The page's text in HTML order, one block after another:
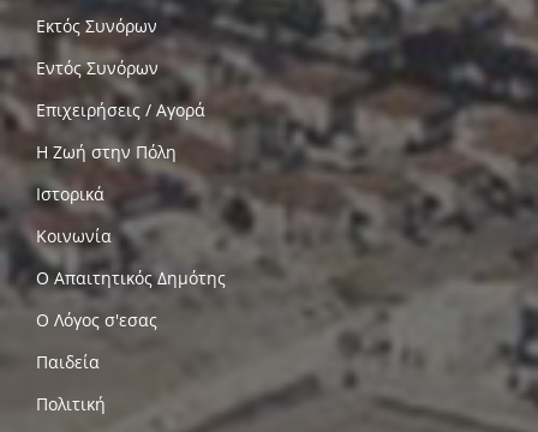
Εκτός Συνόρων
Εντός Συνόρων
Επιχειρήσεις / Αγορά
Η Ζωή στην Πόλη
Ιστορικά
Κοινωνία
Ο Απαιτητικός Δημότης
Ο Λόγος σ'εσας
Παιδεία
Πολιτική